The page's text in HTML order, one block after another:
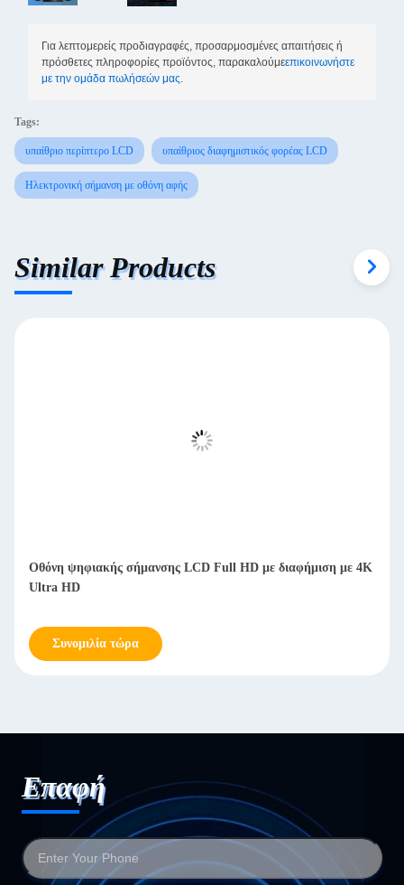
Για λεπτομερείς προδιαγραφές, προσαρμοσμένες απαιτήσεις ή
πρόσθετες πληροφορίες προϊόντος, παρακαλούμεεπικοινωνήστε
με την ομάδα πωλήσεών μας.
Tags:
υπαίθριο περίπτερο LCD υπαίθριος διαφημιστικός φορέας LCD
Ηλεκτρονική σήμανση με οθόνη αφής
Similar Products
Οθόνη ψηφιακής σήμανσης LCD Full HD με διαφήμιση με 4K
Ultra HD
Συνομιλία τώρα
Επαφή